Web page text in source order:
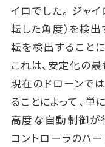
イロでした。ジャ
転した角度）を検
転を検出すること
これは、安定化の
現在のドローンで
ることによって、
高度な自動制御が
コントローラのハ